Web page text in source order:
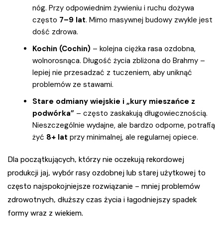
nóg. Przy odpowiednim żywieniu i ruchu dożywa
często 7–9 lat. Mimo masywnej budowy zwykle jest
dość zdrowa.
Kochin (Cochin) – kolejna ciężka rasa ozdobna,
wolnorosnąca. Długość życia zbliżona do Brahmy –
lepiej nie przesadzać z tuczeniem, aby uniknąć
problemów ze stawami.
Stare odmiany wiejskie i „kury mieszańce z
podwórka” – często zaskakują długowiecznością.
Nieszczególnie wydajne, ale bardzo odporne, potrafią
żyć 8+ lat przy minimalnej, ale regularnej opiece.
Dla początkujących, którzy nie oczekują rekordowej
produkcji jaj, wybór rasy ozdobnej lub starej użytkowej to
często najspokojniejsze rozwiązanie – mniej problemów
zdrowotnych, dłuższy czas życia i łagodniejszy spadek
formy wraz z wiekiem.